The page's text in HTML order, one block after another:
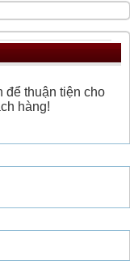
để thuận tiện cho
hàng!